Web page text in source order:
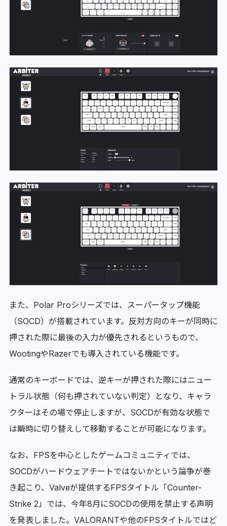
また、Polar Proシリーズでは、スーパータップ機能
（SOCD）が搭載されています。反対方向のキーが同時に
押された際に最後の入力が優先されるというもので、
WootingやRazerでも導入されている機能です。
通常のキーボードでは、逆キーが押された際にはニュー
トラル状態（何も押されていない判定）となり、キャラ
クターはその場で停止しますが、SOCDが有効な状態で
は瞬時に切り替えして移動することが可能になります。
なお、FPSを中心としたゲームコミュニティでは、
SOCDがハードウェアチートではないかという論争が巻
き起こり、Valveが提供するFPSタイトル「Counter-
Strike 2」では、今年8月にSOCDの使用を禁止する声明
を発表しました。VALORANTや他のFPSタイトルではど